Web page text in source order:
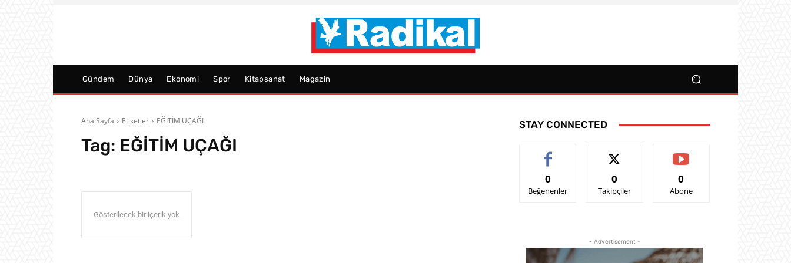
Gündem Dünya Ekonomi Spor Kitapsanat Magazin
Ana Sayfa Etiketler EĞİTİM UÇAĞI
Tag: EĞİTİM UÇAĞI
Gösterilecek bir içerik yok
STAY CONNECTED
0
Beğenenler
0
Takipçiler
0
Abone
- Advertisement -